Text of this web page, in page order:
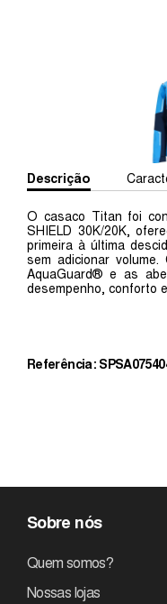
Descrição
O casaco Titan foi
SHIELD 30K/20K,
primeira à última
sem adicionar
AquaGuard® e as
desempenho, conforto
Referência:
Sobre nós
Quem somos?
Nossas lojas